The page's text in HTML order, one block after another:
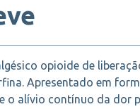
opioide de
Apresentado em
o alívio contínuo da dor